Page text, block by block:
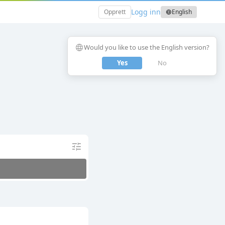
Opprett Logg inn languageEnglish
tune
languageWould you like to use the English version?
Yes
No